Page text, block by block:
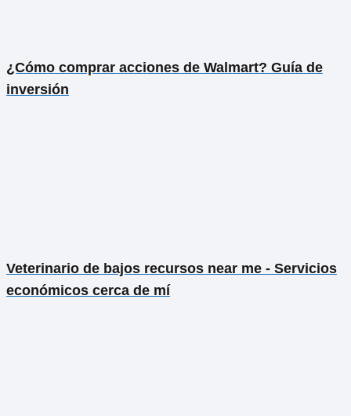
¿Cómo comprar acciones de Walmart? Guía de
inversión
Veterinario de bajos recursos near me - Servicios
económicos cerca de mí